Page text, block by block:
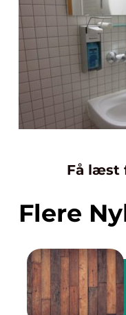
Få læst
Flere